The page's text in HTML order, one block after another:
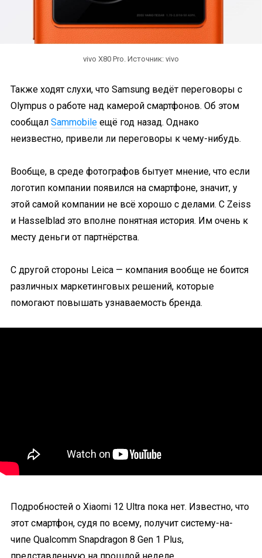
vivo X80 Pro. Источник: vivo
Также ходят слухи, что Samsung ведёт переговоры с
Olympus о работе над камерой смартфонов. Об этом
сообщал Sammobile ещё год назад. Однако
неизвестно, привели ли переговоры к чему-нибудь.
Вообще, в среде фотографов бытует мнение, что если
логотип компании появился на смартфоне, значит, у
этой самой компании не всё хорошо с делами. С Zeiss
и Hasselblad это вполне понятная история. Им очень к
месту деньги от партнёрства.
С другой стороны Leica — компания вообще не боится
различных маркетинговых решений, которые
помогают повышать узнаваемость бренда.
Подробностей о Xiaomi 12 Ultra пока нет. Известно, что
этот смартфон, судя по всему, получит систему-на-
чипе Qualcomm Snapdragon 8 Gen 1 Plus,
представленную на прошлой неделе.